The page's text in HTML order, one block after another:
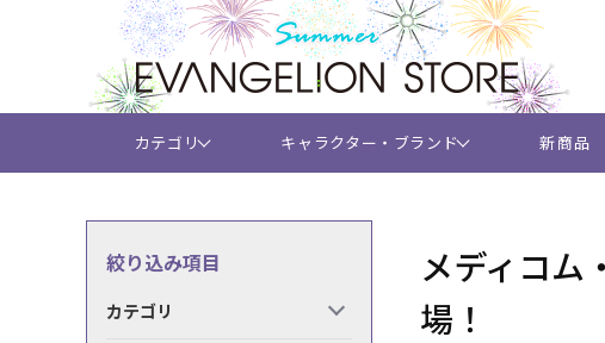
カテゴリ キャラクター・ブランド 新商品
絞り込み項目
カテゴリ
メディコム
場！